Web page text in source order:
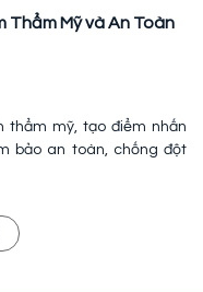
Thẩm Mỹ và An Toàn
thẩm mỹ, tạo điểm nhấn
bảo an toàn, chống đột